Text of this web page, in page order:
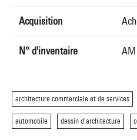
Acquisition
N° d'inventaire AM
architecture commerciale et de services
automobile dessin d'architecture